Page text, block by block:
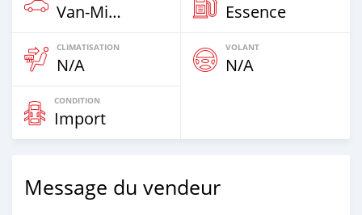
Van‒Minibus Essence
CLIMATISATION
N/A
VOLANT
N/A
CONDITION
Import
Message du vendeur